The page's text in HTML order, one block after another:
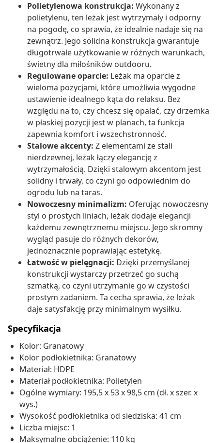
Polietylenowa konstrukcja: Wykonany z
polietylenu, ten leżak jest wytrzymały i odporny
na pogodę, co sprawia, że idealnie nadaje się na
zewnątrz. Jego solidna konstrukcja gwarantuje
długotrwałe użytkowanie w różnych warunkach,
świetny dla miłośników outdooru.
Regulowane oparcie: Leżak ma oparcie z
wieloma pozycjami, które umożliwia wygodne
ustawienie idealnego kąta do relaksu. Bez
względu na to, czy chcesz się opalać, czy drzemka
w płaskiej pozycji jest w planach, ta funkcja
zapewnia komfort i wszechstronność.
Stalowe akcenty: Z elementami ze stali
nierdzewnej, leżak łączy elegancję z
wytrzymałością. Dzięki stalowym akcentom jest
solidny i trwały, co czyni go odpowiednim do
ogrodu lub na taras.
Nowoczesny minimalizm: Oferując nowoczesny
styl o prostych liniach, leżak dodaje elegancji
każdemu zewnętrznemu miejscu. Jego skromny
wygląd pasuje do różnych dekorów,
jednoznacznie poprawiając estetykę.
Łatwość w pielęgnacji: Dzięki przemyślanej
konstrukcji wystarczy przetrzeć go suchą
szmatką, co czyni utrzymanie go w czystości
prostym zadaniem. Ta cecha sprawia, że leżak
daje satysfakcję przy minimalnym wysiłku.
Specyfikacja
Kolor: Granatowy
Kolor podłokietnika: Granatowy
Materiał: HDPE
Materiał podłokietnika: Polietylen
Ogólne wymiary: 195,5 x 53 x 98,5 cm (dł. x szer. x
wys.)
Wysokość podłokietnika od siedziska: 41 cm
Liczba miejsc: 1
Maksymalne obciążenie: 110 kg